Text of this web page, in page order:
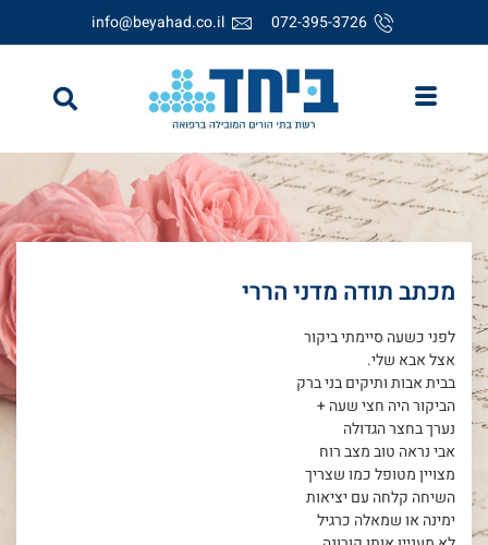
072-395-3726
info@beyahad.co.il
מכתב תודה מדני הררי
לפני כשעה סיימתי ביקור
אצל אבא שלי.
בבית אבות ותיקים בני ברק
הביקור היה חצי שעה +
נערך בחצר הגדולה
אבי נראה טוב מצב רוח
מצויין מטופל כמו שצריך
השיחה קלחה עם יציאות
ימינה או שמאלה כרגיל